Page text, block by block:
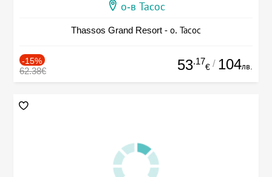
о-в Тасос
Thassos Grand Resort - о. Тасос
-15%
62.38€ 53.17
€ / 104лв.